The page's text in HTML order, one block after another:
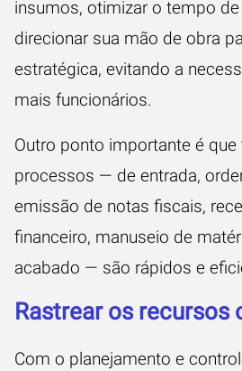
insumos, otimizar o tempo
direcionar sua mão de obra
estratégica, evitando a
mais funcionários.
Outro ponto importante é
processos — de entrada,
emissão de notas fiscais,
financeiro, manuseio de
acabado — são rápidos e
Rastrear os recursos
Com o planejamento e